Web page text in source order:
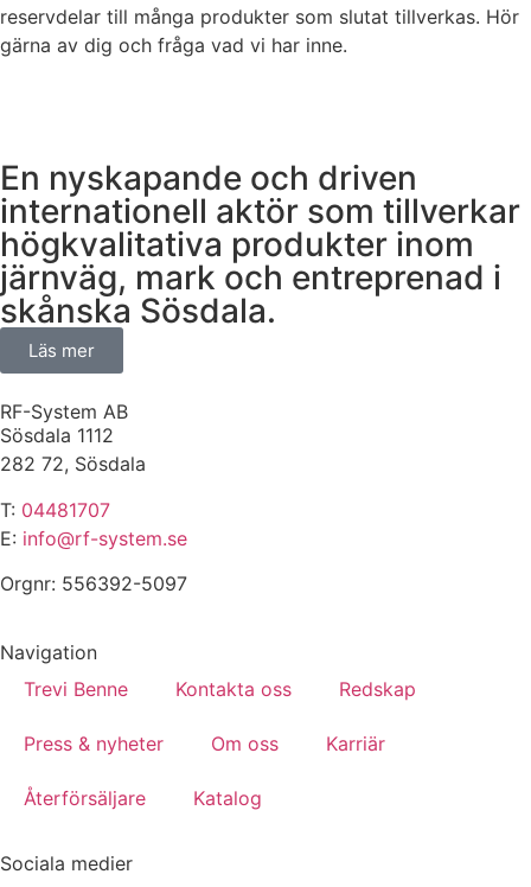
reservdelar till många produkter som slutat tillverkas. Hör
gärna av dig och fråga vad vi har inne.
En nyskapande och driven
internationell aktör som tillverkar
högkvalitativa produkter inom
järnväg, mark och entreprenad i
skånska Sösdala.
Läs mer
RF-System AB
Sösdala 1112
282 72, Sösdala
T: 04481707
E: info@rf-system.se
Orgnr: 556392-5097
Navigation
Trevi Benne
Kontakta oss Redskap
Press & nyheter Om oss Karriär
Återförsäljare Katalog
Sociala medier